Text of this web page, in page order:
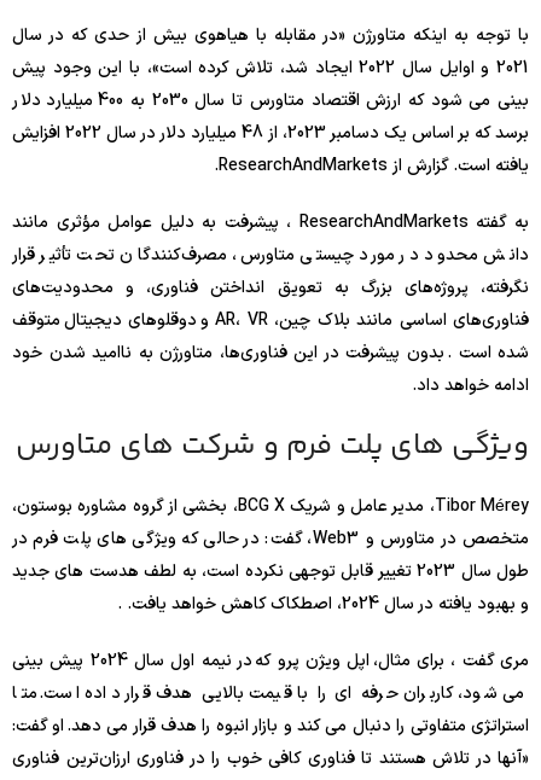
با توجه به اینکه متاورژن «در مقابله با هیاهوی بیش از حدی که در سال
2021 و اوایل سال 2022 ایجاد شد، تلاش کرده است»، با این وجود پیش
بینی می شود که ارزش اقتصاد متاورس تا سال 2030 به 400 میلیارد دلار
برسد که بر اساس یک دسامبر 2023، از 48 میلیارد دلار در سال 2022 افزایش
یافته است. گزارش از ResearchAndMarkets.
به گفته ResearchAndMarkets ، پیشرفت به دلیل عوامل مؤثری مانند
دانش محدود در مورد چیستی متاورس، مصرف‌کنندگان تحت تأثیر قرار
نگرفته، پروژه‌های بزرگ به تعویق انداختن فناوری، و محدودیت‌های
فناوری‌های اساسی مانند بلاک چین، AR، VR و دوقلوهای دیجیتال متوقف
شده است . بدون پیشرفت در این فناوری‌ها، متاورژن به ناامید شدن خود
ادامه خواهد داد.
ویژگی های پلت فرم و شرکت های متاورس
Tibor Mérey، مدیر عامل و شریک BCG X، بخشی از گروه مشاوره بوستون،
متخصص در متاورس و Web3، گفت: در حالی که ویژگی های پلت فرم در
طول سال 2023 تغییر قابل توجهی نکرده است، به لطف هدست های جدید
و بهبود یافته در سال 2024، اصطکاک کاهش خواهد یافت. .
مری گفت ، برای مثال، اپل ویژن پرو که در نیمه اول سال 2024 پیش بینی
می شود، کاربران حرفه ای را با قیمت بالایی هدف قرار داده است. متا
استراتژی متفاوتی را دنبال می کند و بازار انبوه را هدف قرار می دهد. او گفت:
«آنها در تلاش هستند تا فناوری کافی خوب را در فناوری ارزان‌ترین فناوری